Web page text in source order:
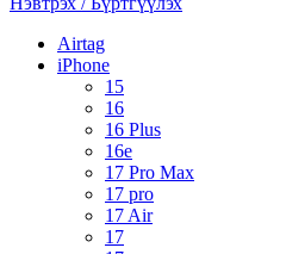
Airtag
iPhone
15
16
16 Plus
16e
17 Pro Max
17 pro
17 Air
17